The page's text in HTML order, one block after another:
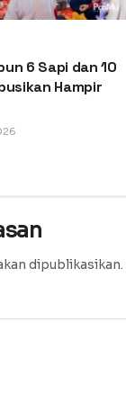
6 Sapi dan 10
Hampir
dipublikasikan.